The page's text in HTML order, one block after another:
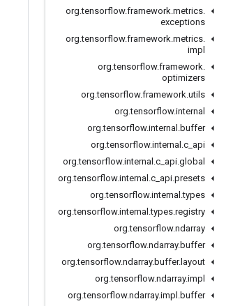
org.tensorflow.framework.metrics.
exceptions
org.tensorflow.framework.metrics.
impl
org.tensorflow.framework.
optimizers
org.tensorflow.framework.utils
org.tensorflow.internal
org.tensorflow.internal .buffer
org.tensorflow.internal .c api
org.tensorflow.internal .c api.global
org.tensorflow.internal .c api.presets
org.tensorflow.internal .types
org.tensorflow.internal .types.registry
org.tensorflow.ndarray
org.tensorflow.ndarray.buffer
org.tensorflow.ndarray.buffer. layout
org.tensorflow.ndarray.impl
org.tensorflow.ndarray.impl .buffer